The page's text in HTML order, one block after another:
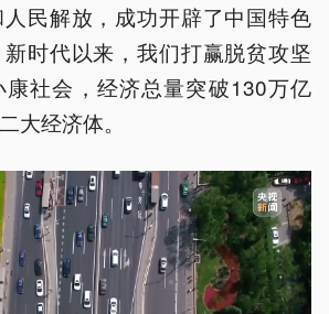
民解放，成功开辟了中国特色
时代以来，我们打赢脱贫攻坚
社会，经济总量突破130万亿
大经济体。